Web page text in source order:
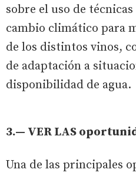
sobre el uso de
cambio climático para
de los distintos vinos,
de adaptación a
disponibilidad de agua.
3.— VER LAS
Una de las principales